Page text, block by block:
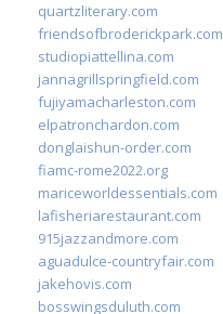
quartzliterary.com
friendsofbroderickpark.com
studiopiattellina.com
jannagrillspringfield.com
fujiyamacharleston.com
elpatronchardon.com
donglaishun-order.com
fiamc-rome2022.org
mariceworldessentials.com
lafisheriarestaurant.com
915jazzandmore.com
aguadulce-countryfair.com
jakehovis.com
bosswingsduluth.com